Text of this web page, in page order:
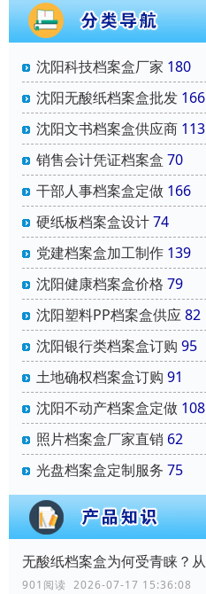
沈阳科技档案盒厂家 180
沈阳无酸纸档案盒批发 166
沈阳文书档案盒供应商 113
销售会计凭证档案盒 70
干部人事档案盒定做 166
硬纸板档案盒设计74
党建档案盒加工制作 139
沈阳健康档案盒价格 79
沈阳塑料PP档案盒供应82
沈阳银行类档案盒订购 95
土地确权档案盒订购 91
沈阳不动产档案盒定做 108
照片档案盒厂家直销 62
光盘档案盒定制服务 75
901阅读 2026-07-17 15:36:08